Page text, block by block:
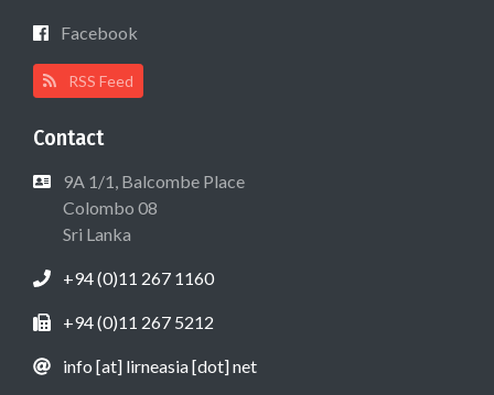
Facebook
RSS Feed
Contact
9A 1/1, Balcombe Place
Colombo 08
Sri Lanka
+94 (0)11 267 1160
+94 (0)11 267 5212
info [at] lirneasia [dot] net